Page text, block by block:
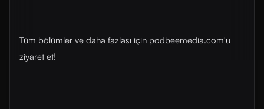
Tüm bölümler ve daha fazlası için ⁠⁠⁠podbeemedia.com⁠⁠⁠'u
ziyaret et!